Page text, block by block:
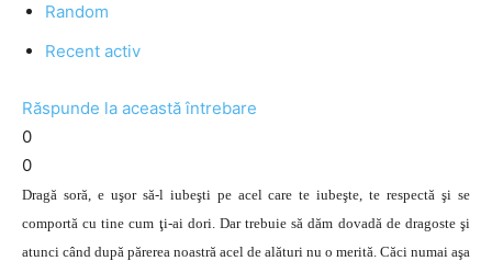
Random
Recent activ
Răspunde la această întrebare
0
0
Dragă soră, e uşor să-l iubeşti pe acel care te iubeşte, te respectă şi se
comportă cu tine cum ţi-ai dori. Dar trebuie să dăm dovadă de dragoste şi
atunci când după părerea noastră acel de alături nu o merită. Căci numai aşa